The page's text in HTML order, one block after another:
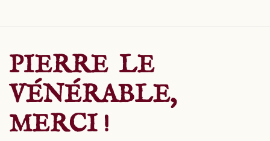
PIERRE LE
VÉNÉRABLE,
MERCI !